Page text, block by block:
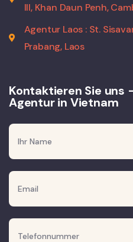
III, Khan Daun Penh,
Agentur Laos : St.
Prabang, Laos
Kontaktieren Sie uns
Agentur in Vietnam